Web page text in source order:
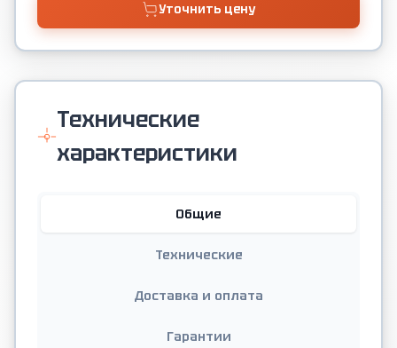
Уточнить цену
Технические
характеристики
Общие
Технические
Доставка и оплата
Гарантии